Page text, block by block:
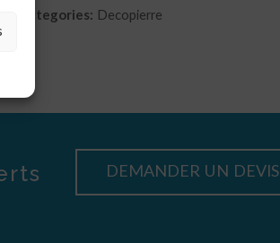
Categories: Decopierre
DEMANDER UN DEVIS